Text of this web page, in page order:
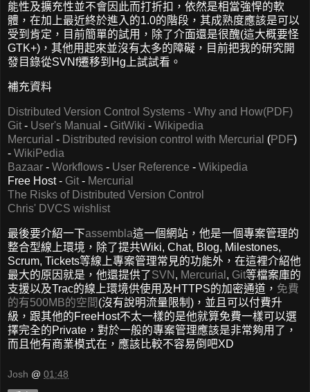
能性及擴充性並不會因此而打折扣，依然是相當強悍的軟
體，在加上最近終於進入的1.0的階段，其成熟度應該是可以
受到肯定，目前簡單的試用，除了介面還是很醜(這大概要怪
GTK+)，其他用起來並沒有太多的障礙，目前把我的研究開
發目錄從SVNf遷移到Hg上試試看。
補充資料
Distributed Version Control Systems - Why and How(PDF)
Git - User's Manual - GitWiki - Wikipedia
Mercurial - Distributed revision control with Mercurial (PDF)
- WikiPedia
Bazaar - Workflows - User Reference - Wikipedia
Free Host - Git - Mercurial
The Risks of Distributed Version Control
Chris' DVCS wishlist
最後要介紹一下assembla這一個網站，他是一個專案管理的
整合型線上環境，除了提共Wiki, Chat, Blog, Milestones,
Scrum, Tickets等線上專案管理常見的功能外，在這裡介紹他
最大的原因就是，他還提供了SVN , Mercurial , Git等檔案庫的
支援以及Trac的線上環境供使用及HTTPS的加密通道， 免費
的有500MB的空間(沒有說明流量限制)，並且可以付費升
級，跟其他的FreeHost不太一樣的是他就算免費一樣可以選
擇完全的Private，對於一般的專案管理應該是非常夠用了，
而且他有商業模式在，應該比較不容易倒吧XD
Josh @ 01:48